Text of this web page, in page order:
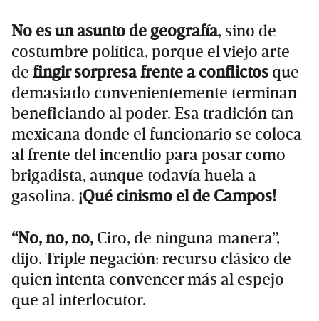
No es un asunto de geografía, sino de
costumbre política, porque el viejo arte
de fingir sorpresa frente a conflictos que
demasiado convenientemente terminan
beneficiando al poder. Esa tradición tan
mexicana donde el funcionario se coloca
al frente del incendio para posar como
brigadista, aunque todavía huela a
gasolina. ¡Qué cinismo el de Campos!
“No, no, no, Ciro, de ninguna manera”,
dijo. Triple negación: recurso clásico de
quien intenta convencer más al espejo
que al interlocutor.